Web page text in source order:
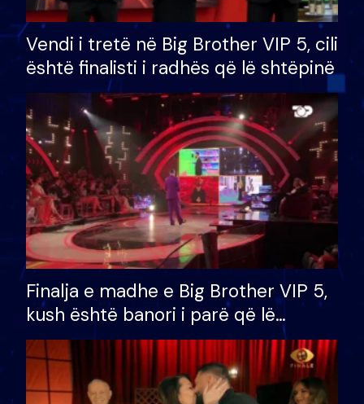
Vendi i tretë në Big Brother VIP 5, cili
është finalisti i radhës që lë shtëpinë
Finalja e madhe e Big Brother VIP 5,
kush është banori i parë që lë
shtëpinë dhe humb mundësinë për
të fituar çmimin e madh